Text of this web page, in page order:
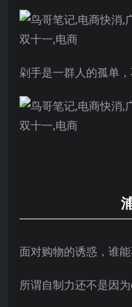
剁手是一群人的孤单
面对购物的诱惑，谁
所谓自制力还不是因